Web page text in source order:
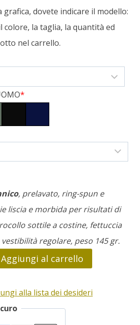
grafica, dovete indicare il modello:
colore, la taglia, la quantità ed
nel carrello.
*
, prelavato, ring-spun e
liscia e morbida per risultati di
sottile a costine, fettuccia
regolare, peso 145 gr.
Aggiungi al carrello
alla lista dei desideri